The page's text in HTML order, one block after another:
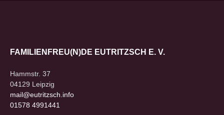
FAMILIENFREU(N)DE EUTRITZSCH E. V.
Hammstr. 37
04129 Leipzig
mail@eutritzsch.info
01578 4991441